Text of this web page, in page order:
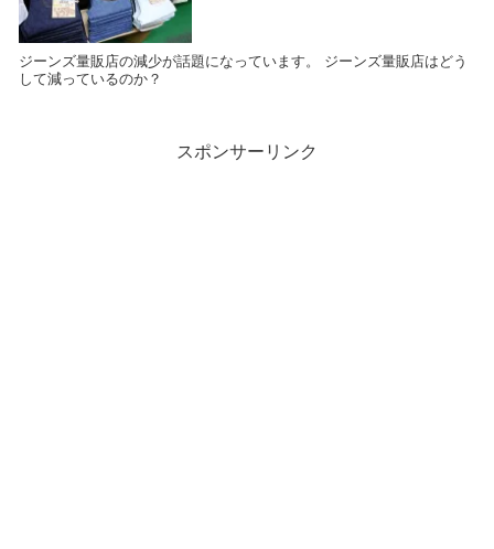
ジーンズ量販店の減少が話題になっています。 ジーンズ量販店はどう
して減っているのか？
スポンサーリンク